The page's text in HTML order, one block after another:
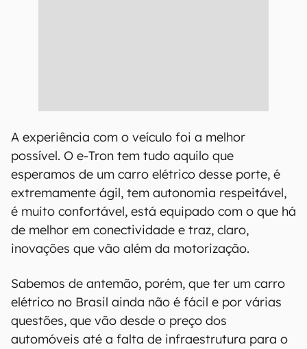
A experiência com o veículo foi a melhor
possível. O e-Tron tem tudo aquilo que
esperamos de um carro elétrico desse porte, é
extremamente ágil, tem autonomia respeitável,
é muito confortável, está equipado com o que há
de melhor em conectividade e traz, claro,
inovações que vão além da motorização.
Sabemos de antemão, porém, que ter um carro
elétrico no Brasil ainda não é fácil e por várias
questões, que vão desde o preço dos
automóveis até a falta de infraestrutura para o